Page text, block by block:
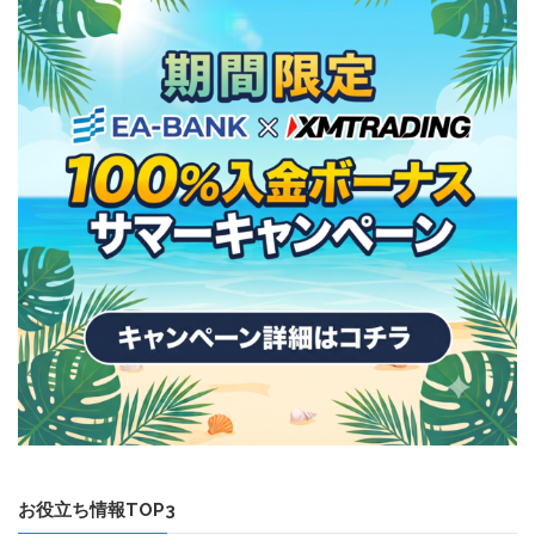
お役立ち情報TOP3